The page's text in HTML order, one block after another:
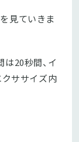
見ていきま
20秒間、イ
クササイズ内